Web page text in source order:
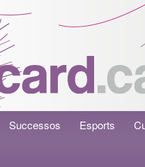
Successos Esports